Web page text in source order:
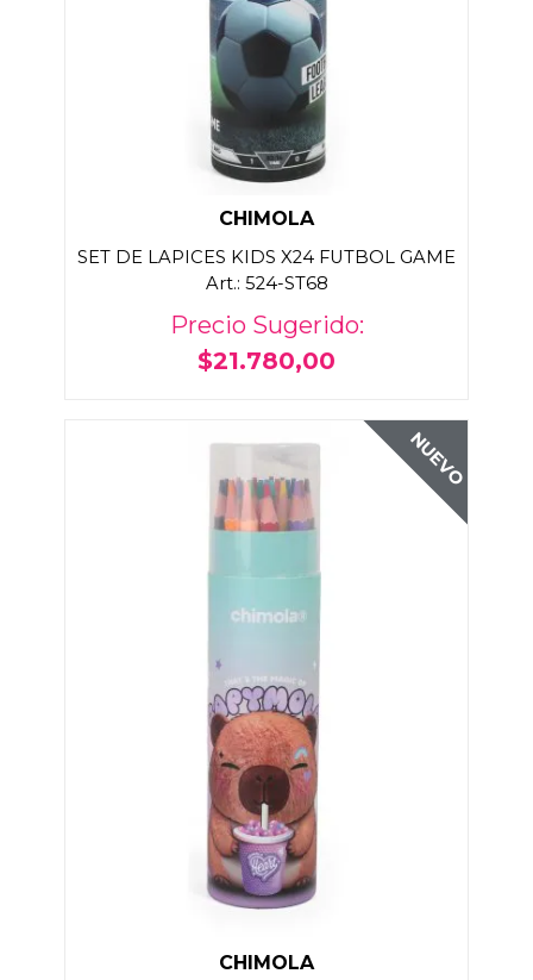
CHIMOLA
SET DE LAPICES KIDS X24 FUTBOL GAME
Art.: 524-ST68
Precio Sugerido:
$21.780,00
NUEVO
CHIMOLA